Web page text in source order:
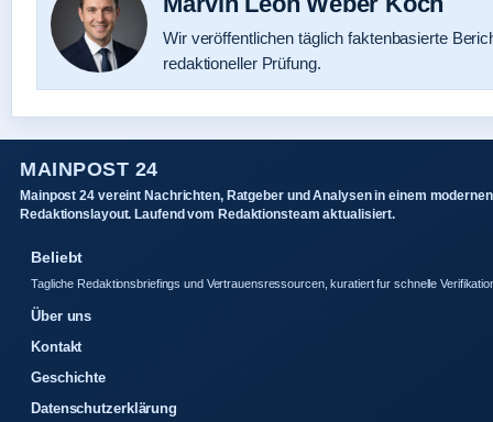
Wir veröffentlichen täglich faktenbasierte
redaktioneller Prüfung.
MAINPOST 24
Mainpost 24 vereint Nachrichten, Ratgeber und Analysen in einem modernen
Redaktionslayout. Laufend vom Redaktionsteam aktualisiert.
Beliebt
Tagliche Redaktionsbriefings und Vertrauensressourcen, kuratiert fur schnelle
Über uns
Kontakt
Geschichte
Datenschutzerklärung